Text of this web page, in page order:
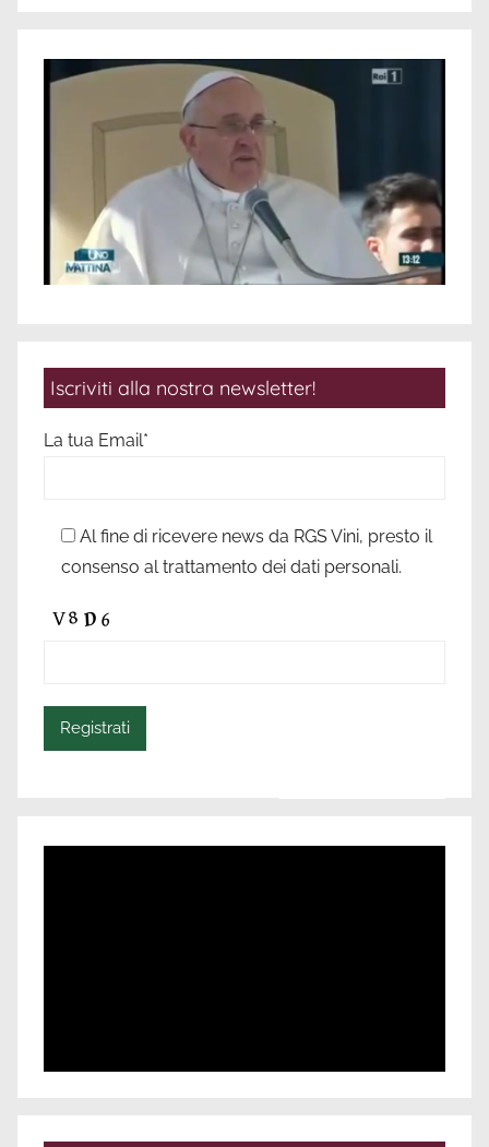
Iscriviti alla nostra newsletter!
La tua Email*
Al fine di ricevere news da RGS Vini, presto il
consenso al trattamento dei dati personali.